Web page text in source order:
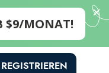
$9/MONAT!
REGISTRIEREN